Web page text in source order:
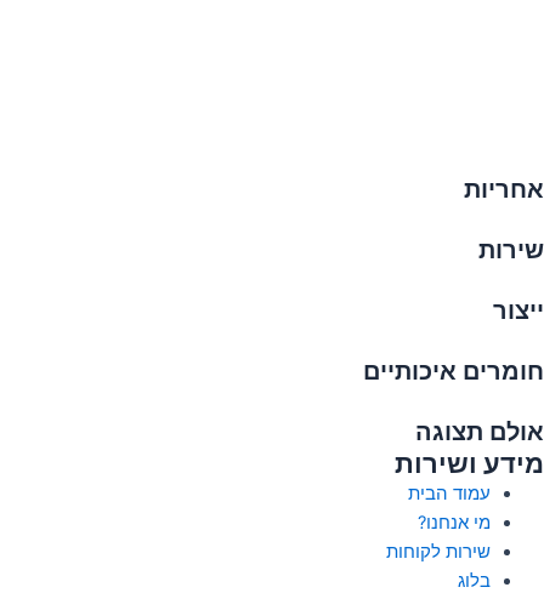
אחריות
שירות
ייצור
חומרים איכותיים
אולם תצוגה
מידע ושירות
עמוד הבית
מי אנחנו?
שירות לקוחות
בלוג